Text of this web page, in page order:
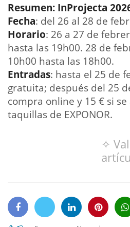
Resumen: InProjecta
Fecha: del 26 al 28 de
Horario: 26 a 27 de
hasta las 19h00. 28 de
10h00 hasta las 18h00.
Entradas: hasta el 25 de
gratuita; después del 25
compra online y 15 € si
taquillas de EXPONOR.
✧